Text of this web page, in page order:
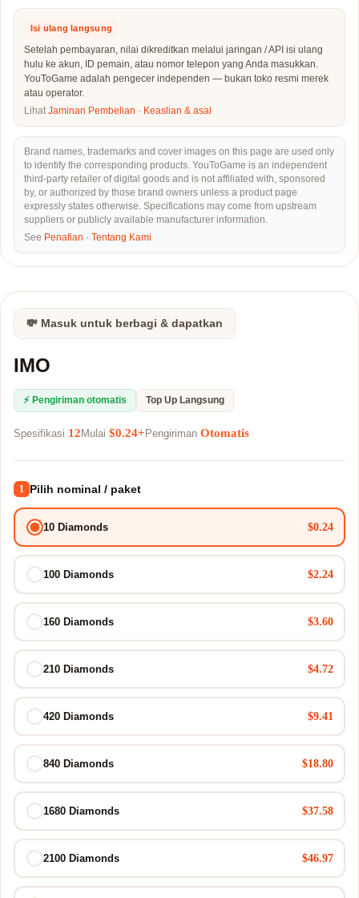
Isi ulang langsung
Setelah pembayaran, nilai dikreditkan melalui jaringan / API isi ulang
hulu ke akun, ID pemain, atau nomor telepon yang Anda masukkan.
YouToGame adalah pengecer independen — bukan toko resmi merek
atau operator.
Lihat Jaminan Pembelian · Keaslian & asal
Brand names, trademarks and cover images on this page are used only
to identify the corresponding products. YouToGame is an independent
third-party retailer of digital goods and is not affiliated with, sponsored
by, or authorized by those brand owners unless a product page
expressly states otherwise. Specifications may come from upstream
suppliers or publicly available manufacturer information.
See Penafian · Tentang Kami
💸 Masuk untuk berbagi & dapatkan
IMO
⚡ Pengiriman otomatis Top Up Langsung
Spesifikasi 12 Mulai $0.24+ Pengiriman Otomatis
1 Pilih nominal / paket
10 Diamonds $0.24
100 Diamonds $2.24
160 Diamonds $3.60
210 Diamonds $4.72
420 Diamonds $9.41
840 Diamonds $18.80
1680 Diamonds $37.58
2100 Diamonds $46.97